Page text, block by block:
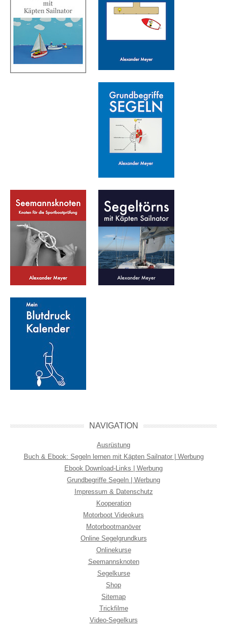
NAVIGATION
Ausrüstung
Buch & Ebook: Segeln lernen mit Käpten Sailnator | Werbung
Ebook Download-Links | Werbung
Grundbegriffe Segeln | Werbung
Impressum & Datenschutz
Kooperation
Motorboot Videokurs
Motorbootmanöver
Online Segelgrundkurs
Onlinekurse
Seemannsknoten
Segelkurse
Shop
Sitemap
Trickfilme
Video-Segelkurs